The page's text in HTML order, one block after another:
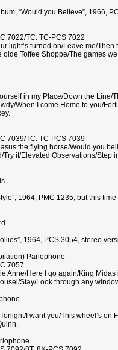
“Would you Believe”, 1966,
7022/TC: TC-PCS 7022
light’s turned on/Leave me/
Toffee Shoppe/The games
in my Place/Down the Line/
When I come Home to you/
7039/TC: TC-PCS 7039
the flying horse/Would you
it/Elevated Observations/Step
1964, PMC 1235, but this
1964, PCS 3054, stereo
Parlophone
7057
Anne/Here I go again/King
Stay/Look through any
I want you/This wheel’s